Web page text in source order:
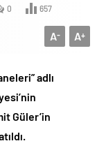
0 657
A+
A-
adlı
Güler’in